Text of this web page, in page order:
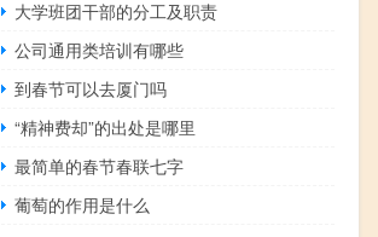
大学班团干部的分工及职责
公司通用类培训有哪些
到春节可以去厦门吗
“精神费却”的出处是哪里
最简单的春节春联七字
葡萄的作用是什么